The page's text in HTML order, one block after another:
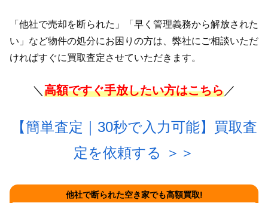
「他社で売却を断られた」「早く管理義務から解放された
い」など物件の処分にお困りの方は、弊社にご相談いただ
ければすぐに買取査定させていただきます。
＼ 高額ですぐ手放したい方はこちら／
【簡単査定｜30秒で入力可能】買取査
定を依頼する
＞＞
他社で断られた空き家でも高額買取!